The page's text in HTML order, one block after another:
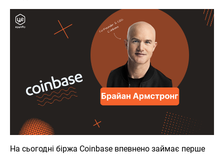
На сьогодні біржа Coinbase впевнено займає перше